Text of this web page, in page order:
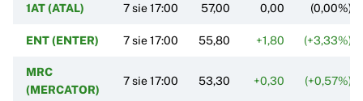
1AT (ATAL) 7 sie 17:00 57,00 0,00 (0,00%)
ENT (ENTER) 7 sie 17:00 55,80 +1,80 (+3,33%)
MRC
(MERCATOR)
7 sie 17:00 53,30 +0,30 (+0,57%)